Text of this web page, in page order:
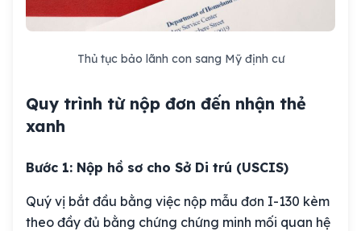
Thủ tục bảo lãnh con sang Mỹ định cư
Quy trình từ nộp đơn đến nhận thẻ
xanh
Bước 1: Nộp hồ sơ cho Sở Di trú (USCIS)
Quý vị bắt đầu bằng việc nộp mẫu đơn I-130 kèm
theo đầy đủ bằng chứng chứng minh mối quan hệ